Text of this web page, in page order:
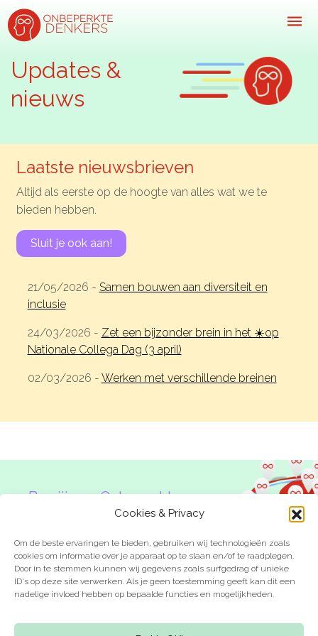
Cookies & Privacy
Om de beste ervaringen te bieden, gebruiken wij technologieën zoals
cookies om informatie over je apparaat op te slaan en/of te raadplegen.
Door in te stemmen kunnen wij gegevens zoals surfgedrag of unieke
ID's op deze site verwerken. Als je geen toestemming geeft kan dit een
nadelige invloed hebben op bepaalde functies en mogelijkheden.
Inspiratie
Mini- docu’s
Ode galerij
Podcasts: serie open gesprekken
Inspirerende praktijkverhalen
Kom in actie
Microlearnings
Ontwikkeltraject Onbeperkt Talent
Breng een ODE!
De Escaperoom
Bekijk volledig overzicht
Sluit je ook aan
In jouw organisatie
De beweging in cijfers
Updates &
nieuws
Laatste nieuwsbrieven
Altijd als eerste op de hoogte van alles wat we te
bieden hebben.
Sluit je ook aan!
21/05/2026 - Samen bouwen aan diversiteit en
inclusie
24/03/2026 - Zet een bijzonder brein in het ☀️op
Nationale Collega Dag (3 april)
02/03/2026 - Werken met verschillende breinen
Ben jij een Onbeperkte